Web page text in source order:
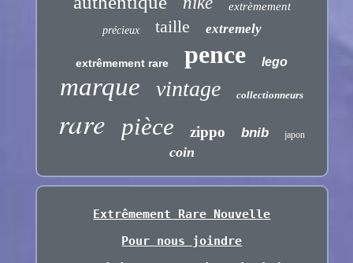
extrèmement
précieux taille extremely
extrêmement rare pence lego
marque vintage collectionneurs
rare pièce zippo bnib japon
coin
Extrêmement Rare Nouvelle
Pour nous joindre